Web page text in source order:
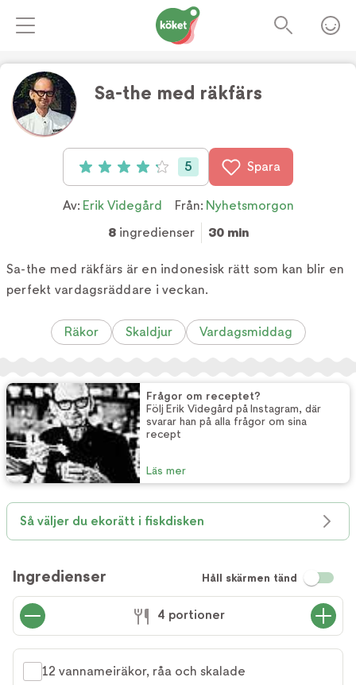
Sa-the med räkfärs
Betyg: 4.2 av 5 (5 röster)
5 Spara
Av: Erik Videgård Från: Nyhetsmorgon
8ingredienser 30 min
Sa-the med räkfärs är en indonesisk rätt som kan blir en
perfekt vardagsräddare i veckan.
Räkor Skaldjur Vardagsmiddag
Frågor om receptet?
Följ Erik Videgård på Instagram, där
svarar han på alla frågor om sina
recept
Läs mer
Så väljer du ekorätt i fiskdisken
Ingredienser Håll skärmen tänd
4 portioner
12 vannameiräkor, råa och skalade